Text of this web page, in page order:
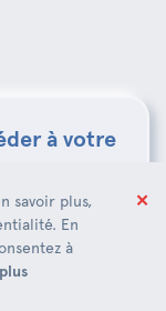
à votre
✕
savoir plus,
En
à